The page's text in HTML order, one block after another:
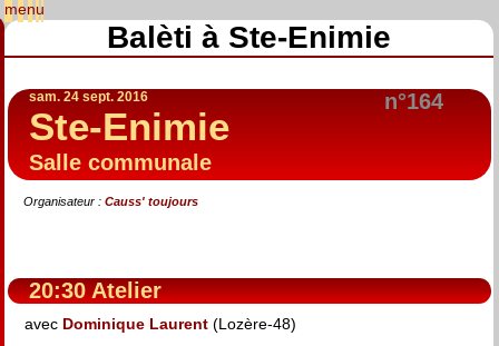
Balèti à Ste-Enimie
n°164
sam. 24 sept. 2016
Ste-Enimie
Salle communale
Organisateur : Causs' toujours
20:30 Atelier
avec Dominique Laurent (Lozère-48)